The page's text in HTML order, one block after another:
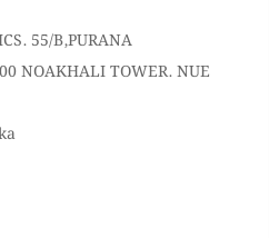
55/B,PURANA
NOAKHALI TOWER. NUE